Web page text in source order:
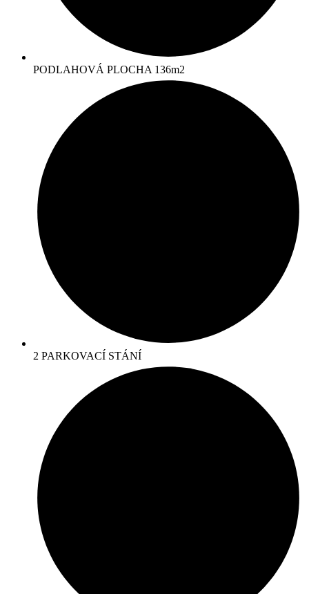
PODLAHOVÁ PLOCHA 136m2
2 PARKOVACÍ STÁNÍ